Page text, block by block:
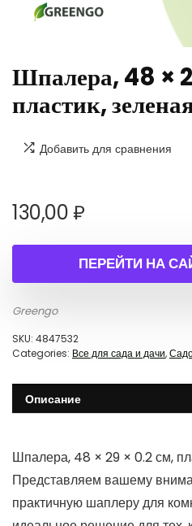
Шпалера, 48 ×
пластик,
Добавить для сравнения
130,00₽
ПЕРЕЙТИ НА
Greengo
SKU: 4847532
Categories: Все для сада и дачи,
Описание
Шпалера, 48 × 29 × 0.2 см,
Представляем вашему
практичную шаплеру для